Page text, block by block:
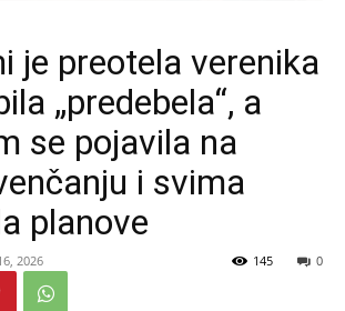
je preotela verenika
„predebela“, a
se pojavila na
i svima
planove
2026 0
145